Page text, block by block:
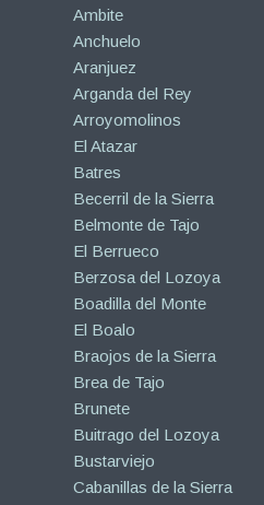
Ambite
Anchuelo
Aranjuez
Arganda del Rey
Arroyomolinos
El Atazar
Batres
Becerril de la Sierra
Belmonte de Tajo
El Berrueco
Berzosa del Lozoya
Boadilla del Monte
El Boalo
Braojos de la Sierra
Brea de Tajo
Brunete
Buitrago del Lozoya
Bustarviejo
Cabanillas de la Sierra